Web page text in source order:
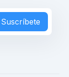
Suscríbete